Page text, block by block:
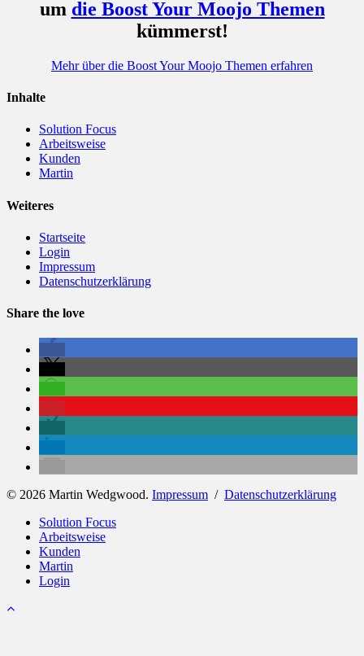
um die Boost Your Moojo Themen
kümmerst!
Mehr über die Boost Your Moojo Themen erfahren
Inhalte
Solution Focus
Arbeitsweise
Kunden
Martin
Weiteres
Startseite
Login
Impressum
Datenschutzerklärung
Share the love
© 2026 Martin Wedgwood. Impressum / Datenschutzerklärung
Close
Menu
Solution Focus
Arbeitsweise
Kunden
Martin
Login